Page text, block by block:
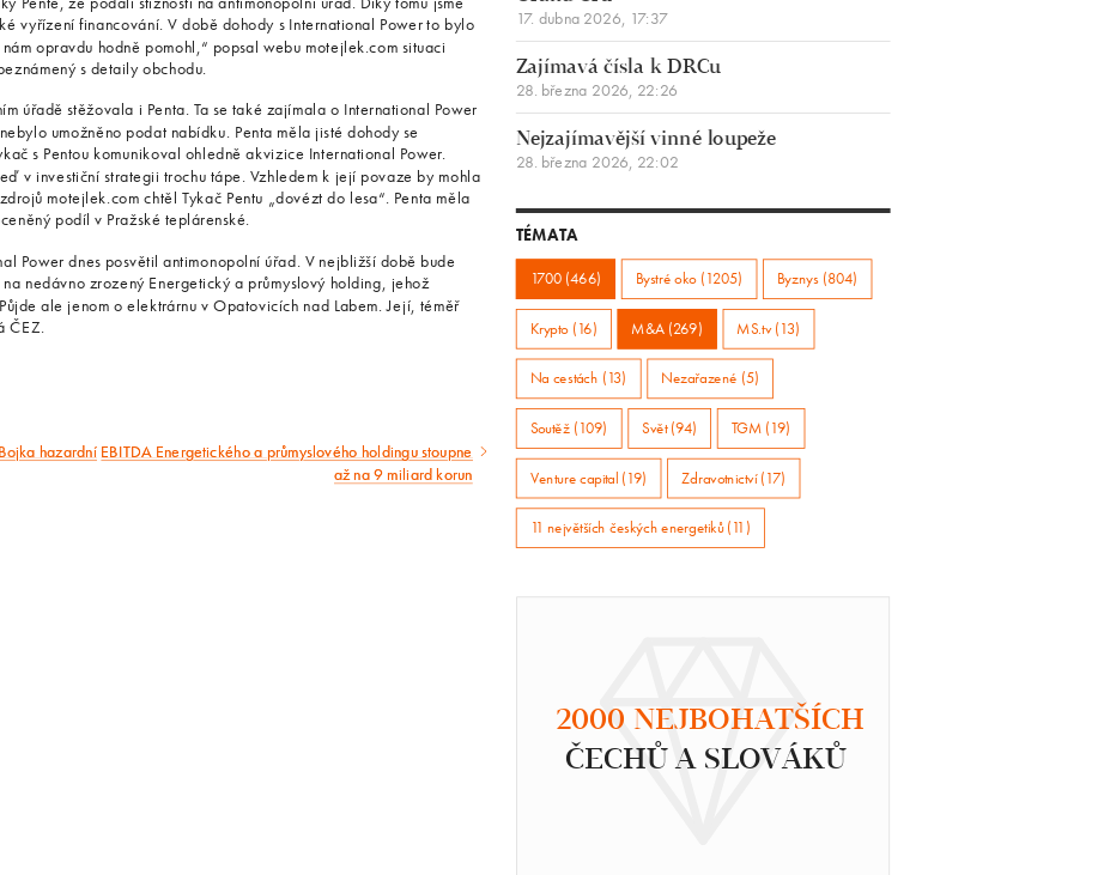
vyřízení financování. V době dohody s International Power to bylo
opravdu hodně pomohl,“ popsal webu motejlek.com situaci
s detaily obchodu.
úřadě stěžovala i Penta. Ta se také zajímala o International Power
umožněno podat nabídku. Penta měla jisté dohody se
s Pentou komunikoval ohledně akvizice International Power.
v investiční strategii trochu tápe. Vzhledem k její povaze by mohla
motejlek.com chtěl Tykač Pentu „dovézt do lesa“. Penta měla
podíl v Pražské teplárenské.
Power dnes posvětil antimonopolní úřad. V nejbližší době bude
nedávno zrozený Energetický a průmyslový holding, jehož
ale jenom o elektrárnu v Opatovicích nad Labem. Její, téměř
ČEZ.
hazardníNásledující
EBITDA Energetického a průmyslového holdingu stoupne
až na 9 miliard korun
17. dubna 2026, 17:37
Zajímavá čísla k DRCu
28. března 2026, 22:26
Nejzajímavější vinné loupeže
28. března 2026, 22:02
TÉMATA
1700 (466) Bystré oko (1205) Byznys (804)
Krypto (16) M&A (269) MS.tv (13)
Na cestách (13) Nezařazené (5)
Soutěž (109) Svět (94) TGM (19)
Venture capital (19) Zdravotnictví (17)
11 největších českých energetiků (11)
2000 NEJBOHATŠÍCH
ČECHŮ A SLOVÁKŮ